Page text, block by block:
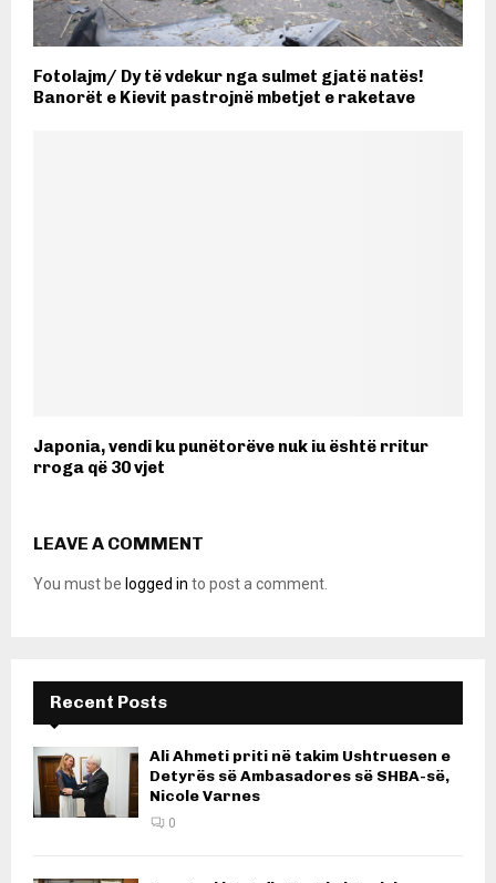
Fotolajm/ Dy të vdekur nga sulmet gjatë natës!
Banorët e Kievit pastrojnë mbetjet e raketave
Japonia, vendi ku punëtorëve nuk iu është rritur
rroga që 30 vjet
LEAVE A COMMENT
You must be logged in to post a comment.
Recent Posts
Ali Ahmeti priti në takim Ushtruesen e
Detyrës së Ambasadores së SHBA-së,
Nicole Varnes
0